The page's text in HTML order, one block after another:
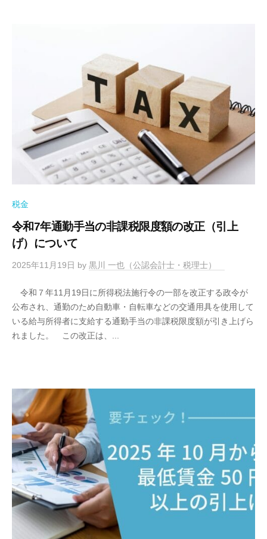
税金
令和7年通勤手当の非課税限度額の改正（引上
げ）について
2025年11月19日 by 黒川 一也（公認会計士・税理士）
令和７年11月19日に所得税法施行令の一部を改正する政令が
公布され、通勤のため自動車・自転車などの交通用具を使用して
いる給与所得者に支給する通勤手当の非課税限度額が引き上げら
れました。 この改正は、...